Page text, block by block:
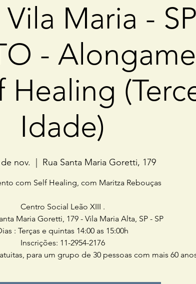
Maria -
-
Healing
Idade)
nov. Rua Santa Maria Goretti, 179
com Self Healing, com Maritza Rebouças
Centro Social Leão XIII .
Maria Goretti, 179 - Vila Maria Alta, SP - SP
: Terças e quintas 14:00 as 15:00h
Inscrições: 11-2954-2176
para um grupo de 30 pessoas com mais 60